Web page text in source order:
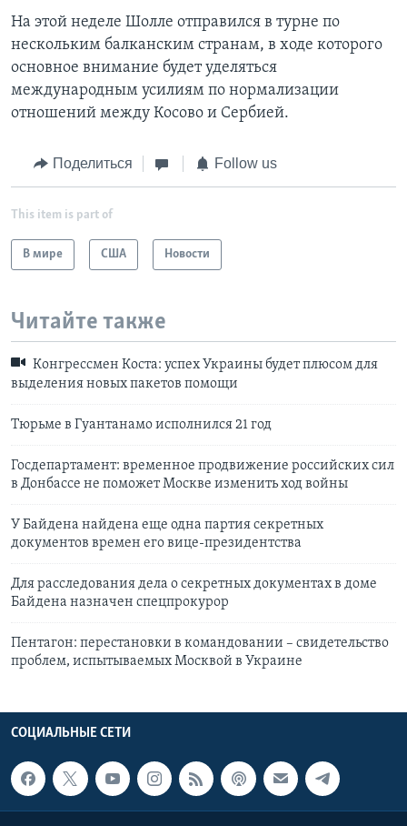
На этой неделе Шолле отправился в турне по
нескольким балканским странам, в ходе которого
основное внимание будет уделяться
международным усилиям по нормализации
отношений между Косово и Сербией.
Поделиться Follow us
This item is part of
В мире США Новости
Читайте также
Конгрессмен Коста: успех Украины будет плюсом для
выделения новых пакетов помощи
Тюрьме в Гуантанамо исполнился 21 год
Госдепартамент: временное продвижение российских сил
в Донбассе не поможет Москве изменить ход войны
У Байдена найдена еще одна партия секретных
документов времен его вице-президентства
Для расследования дела о секретных документах в доме
Байдена назначен спецпрокурор
Пентагон: перестановки в командовании – свидетельство
проблем, испытываемых Москвой в Украине
СОЦИАЛЬНЫЕ СЕТИ